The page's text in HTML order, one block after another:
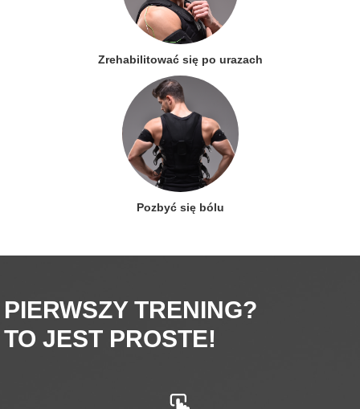
Zrehabilitować się po urazach
Pozbyć się bólu
PIERWSZY TRENING?
TO JEST PROSTE!